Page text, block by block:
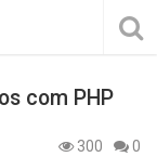
com PHP
300
0